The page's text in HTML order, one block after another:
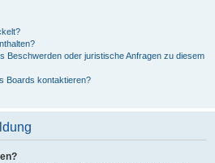
Beschwerden oder juristische Anfragen zu diesem
Boards kontaktieren?